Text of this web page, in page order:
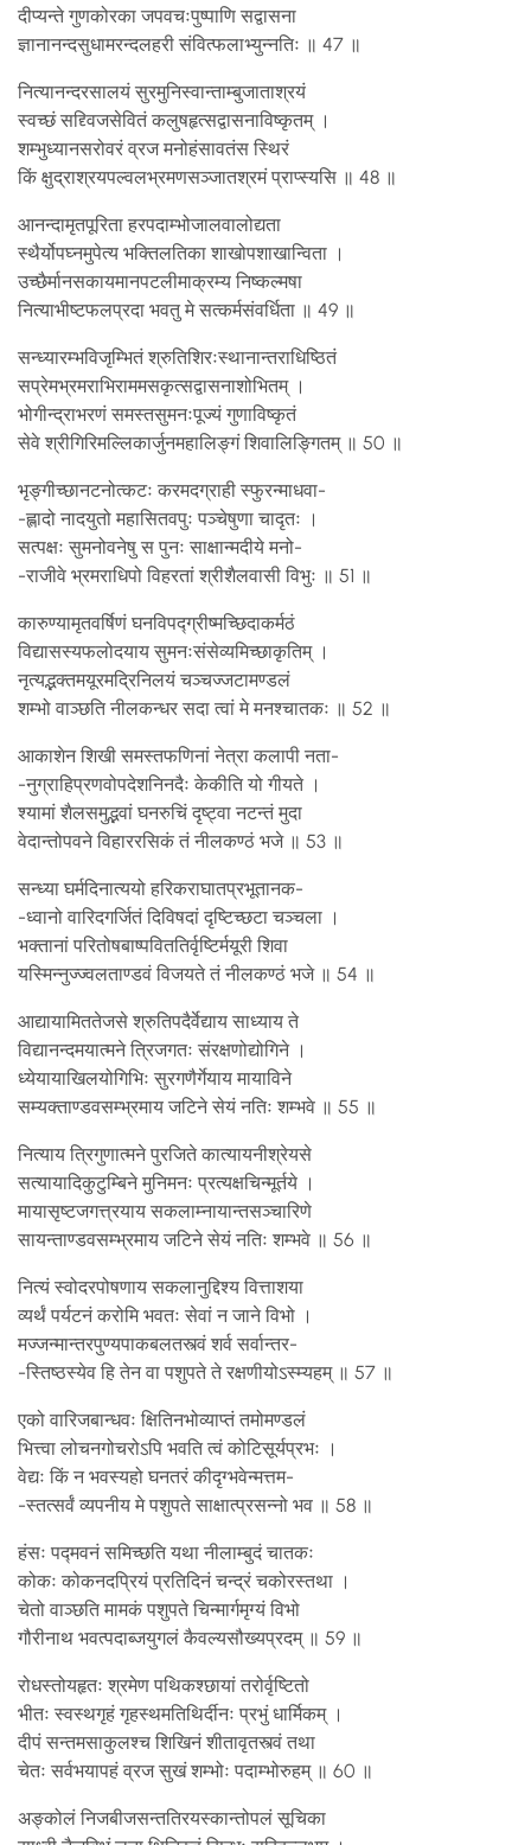
दीप्यन्ते गुणकोरका जपवचःपुष्पाणि सद्वासना
ज्ञानानन्दसुधामरन्दलहरी संवित्फलाभ्युन्नतिः ॥ 47 ॥
नित्यानन्दरसालयं सुरमुनिस्वान्ताम्बुजाताश्रयं
स्वच्छं सद्द्विजसेवितं कलुषहृत्सद्वासनाविष्कृतम् ।
शम्भुध्यानसरोवरं व्रज मनोहंसावतंस स्थिरं
किं क्षुद्राश्रयपल्वलभ्रमणसञ्जातश्रमं प्राप्स्यसि ॥ 48 ॥
आनन्दामृतपूरिता हरपदाम्भोजालवालोद्यता
स्थैर्योपघ्नमुपेत्य भक्तिलतिका शाखोपशाखान्विता ।
उच्छैर्मानसकायमानपटलीमाक्रम्य निष्कल्मषा
नित्याभीष्टफलप्रदा भवतु मे सत्कर्मसंवर्धिता ॥ 49 ॥
सन्ध्यारम्भविजृम्भितं श्रुतिशिरःस्थानान्तराधिष्ठितं
सप्रेमभ्रमराभिराममसकृत्सद्वासनाशोभितम् ।
भोगीन्द्राभरणं समस्तसुमनःपूज्यं गुणाविष्कृतं
सेवे श्रीगिरिमल्लिकार्जुनमहालिङ्गं शिवालिङ्गितम् ॥ 50 ॥
भृङ्गीच्छानटनोत्कटः करमदग्राही स्फुरन्माधवा-
-ह्लादो नादयुतो महासितवपुः पञ्चेषुणा चादृतः ।
सत्पक्षः सुमनोवनेषु स पुनः साक्षान्मदीये मनो-
-राजीवे भ्रमराधिपो विहरतां श्रीशैलवासी विभुः ॥ 51 ॥
कारुण्यामृतवर्षिणं घनविपद्ग्रीष्मच्छिदाकर्मठं
विद्यासस्यफलोदयाय सुमनःसंसेव्यमिच्छाकृतिम् ।
नृत्यद्भक्तमयूरमद्रिनिलयं चञ्चज्जटामण्डलं
शम्भो वाञ्छति नीलकन्धर सदा त्वां मे मनश्चातकः ॥ 52 ॥
आकाशेन शिखी समस्तफणिनां नेत्रा कलापी नता-
-नुग्राहिप्रणवोपदेशनिनदैः केकीति यो गीयते ।
श्यामां शैलसमुद्भवां घनरुचिं दृष्ट्वा नटन्तं मुदा
वेदान्तोपवने विहाररसिकं तं नीलकण्ठं भजे ॥ 53 ॥
सन्ध्या घर्मदिनात्ययो हरिकराघातप्रभूतानक-
-ध्वानो वारिदगर्जितं दिविषदां दृष्टिच्छटा चञ्चला ।
भक्तानां परितोषबाष्पविततिर्वृष्टिर्मयूरी शिवा
यस्मिन्नुज्ज्वलताण्डवं विजयते तं नीलकण्ठं भजे ॥ 54 ॥
आद्यायामिततेजसे श्रुतिपदैर्वेद्याय साध्याय ते
विद्यानन्दमयात्मने त्रिजगतः संरक्षणोद्योगिने ।
ध्येयायाखिलयोगिभिः सुरगणैर्गेयाय मायाविने
सम्यक्ताण्डवसम्भ्रमाय जटिने सेयं नतिः शम्भवे ॥ 55 ॥
नित्याय त्रिगुणात्मने पुरजिते कात्यायनीश्रेयसे
सत्यायादिकुटुम्बिने मुनिमनः प्रत्यक्षचिन्मूर्तये ।
मायासृष्टजगत्त्रयाय सकलाम्नायान्तसञ्चारिणे
सायन्ताण्डवसम्भ्रमाय जटिने सेयं नतिः शम्भवे ॥ 56 ॥
नित्यं स्वोदरपोषणाय सकलानुद्दिश्य वित्ताशया
व्यर्थं पर्यटनं करोमि भवतः सेवां न जाने विभो ।
मज्जन्मान्तरपुण्यपाकबलतस्त्वं शर्व सर्वान्तर-
-स्तिष्ठस्येव हि तेन वा पशुपते ते रक्षणीयोऽस्म्यहम् ॥ 57 ॥
एको वारिजबान्धवः क्षितिनभोव्याप्तं तमोमण्डलं
भित्त्वा लोचनगोचरोऽपि भवति त्वं कोटिसूर्यप्रभः ।
वेद्यः किं न भवस्यहो घनतरं कीदृग्भवेन्मत्तम-
-स्तत्सर्वं व्यपनीय मे पशुपते साक्षात्प्रसन्नो भव ॥ 58 ॥
हंसः पद्मवनं समिच्छति यथा नीलाम्बुदं चातकः
कोकः कोकनदप्रियं प्रतिदिनं चन्द्रं चकोरस्तथा ।
चेतो वाञ्छति मामकं पशुपते चिन्मार्गमृग्यं विभो
गौरीनाथ भवत्पदाब्जयुगलं कैवल्यसौख्यप्रदम् ॥ 59 ॥
रोधस्तोयहृतः श्रमेण पथिकश्छायां तरोर्वृष्टितो
भीतः स्वस्थगृहं गृहस्थमतिथिर्दीनः प्रभुं धार्मिकम् ।
दीपं सन्तमसाकुलश्च शिखिनं शीतावृतस्त्वं तथा
चेतः सर्वभयापहं व्रज सुखं शम्भोः पदाम्भोरुहम् ॥ 60 ॥
अङ्कोलं निजबीजसन्ततिरयस्कान्तोपलं सूचिका